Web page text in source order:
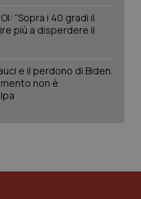
“Sopra i 40 gradi il
più a disperdere il
e il perdono di Biden.
non è